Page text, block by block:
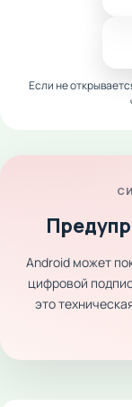
Если не
Android может
цифровой
это